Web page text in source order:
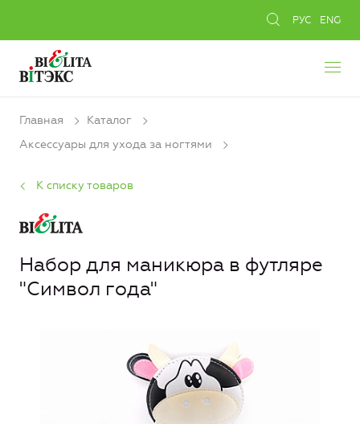
РУС ENG
Главная
Каталог
Аксессуары для ухода за ногтями
К списку товаров
Набор для маникюра в футляре
"Символ года"